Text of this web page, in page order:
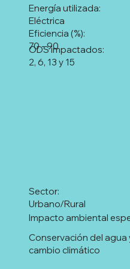
2, 6, 13 y 15
ODS impactados:
Eléctrica
Energía utilizada:
70 - 90
Eficiencia (%):
Urbano/Rural
Sector:
Conservación del agua
cambio climático
Impacto ambiental